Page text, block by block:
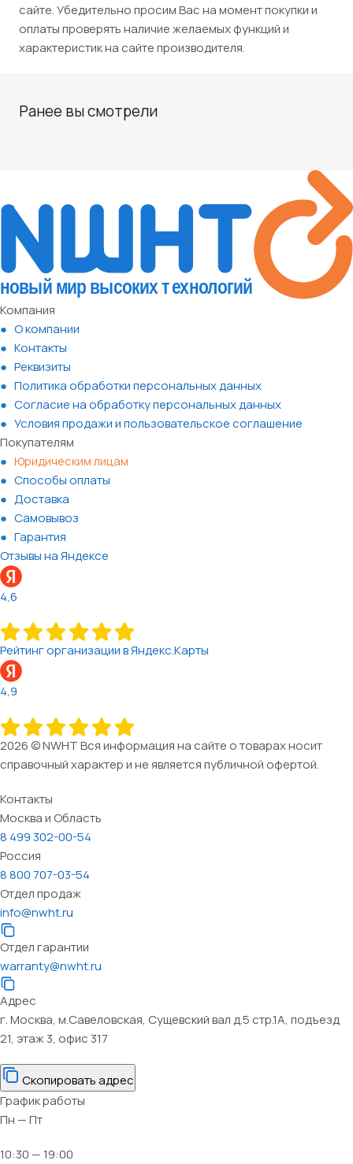
сайте. Убедительно просим Вас на момент покупки и
оплаты проверять наличие желаемых функций и
характеристик на сайте производителя.
Ранее вы смотрели
Компания
О компании
Контакты
Реквизиты
Политика обработки персональных данных
Согласие на обработку персональных данных
Условия продажи и пользовательское соглашение
Покупателям
Юридическим лицам
Способы оплаты
Доставка
Самовывоз
Гарантия
Отзывы на Яндексе
4,6
Рейтинг организации в Яндекс.Карты
4,9
2026 © NWHT Вся информация на сайте о товарах носит
справочный характер и не является публичной офертой.
Контакты
Москва и Область
8 499 302-00-54
Россия
8 800 707-03-54
Отдел продаж
info@nwht.ru
Отдел гарантии
warranty@nwht.ru
Адрес
г. Москва, м.Савеловская, Сущевский вал д.5 стр.1А, подъезд
21, этаж 3, офис 317
Скопировать адрес
График работы
Пн — Пт
10:30 — 19:00